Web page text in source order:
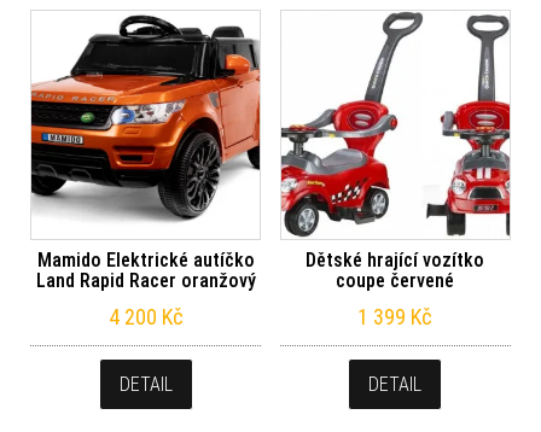
Mamido Elektrické autíčko
Land Rapid Racer oranžový
4 200 Kč
DETAIL
Dětské hrající vozítko
coupe červené
1 399 Kč
DETAIL